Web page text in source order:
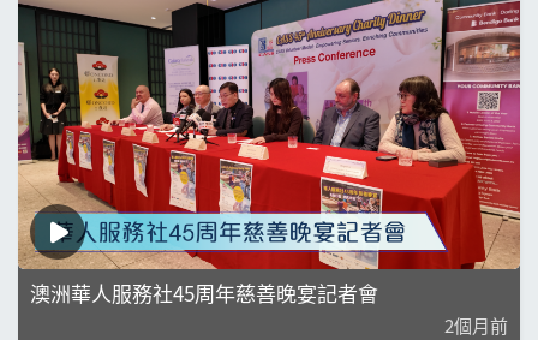
澳洲華人服務社45周年慈善晚宴記者會
2個月前